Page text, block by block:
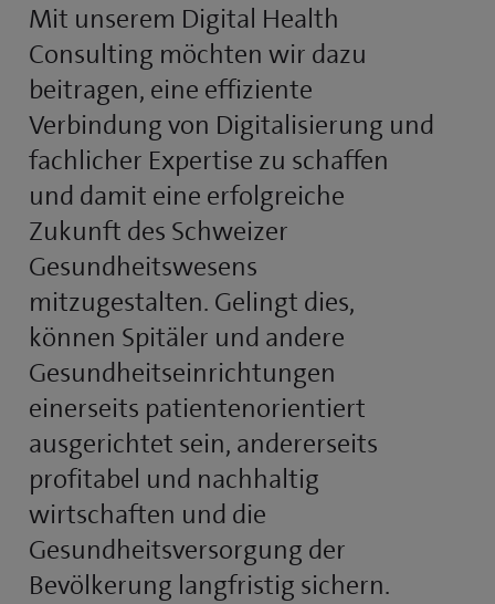
Mit unserem Digital Health
Consulting möchten wir dazu
beitragen, eine effiziente
Verbindung von Digitalisierung und
fachlicher Expertise zu schaffen
und damit eine erfolgreiche
Zukunft des Schweizer
Gesundheitswesens
mitzugestalten. Gelingt dies,
können Spitäler und andere
Gesundheits­einrichtungen
einerseits patientenorientiert
ausgerichtet sein, andererseits
profitabel und nachhaltig
wirtschaften und die
Gesundheitsversorgung der
Bevölkerung langfristig sichern.